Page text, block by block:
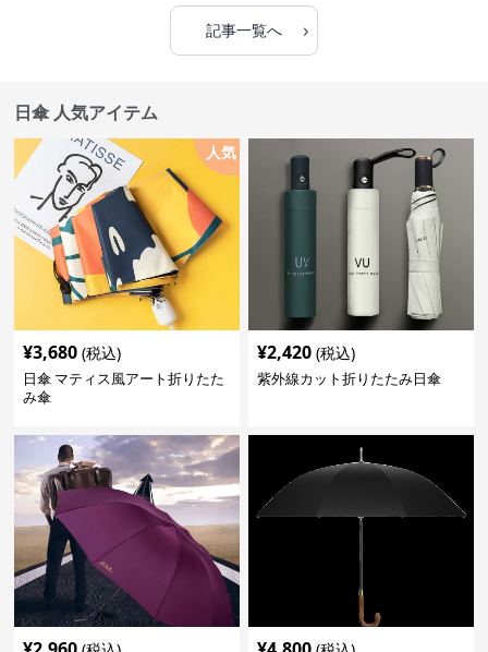
記事一覧へ ›
日傘 人気アイテム
人気
¥3,680 (税込)
日傘 マティス風アート折りたた
み傘
¥2,420 (税込)
紫外線カット折りたたみ日傘